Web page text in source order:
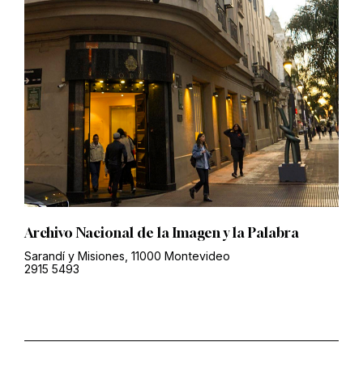
Archivo Nacional de la Imagen y la Palabra
Sarandí y Misiones, 11000 Montevideo
2915 5493